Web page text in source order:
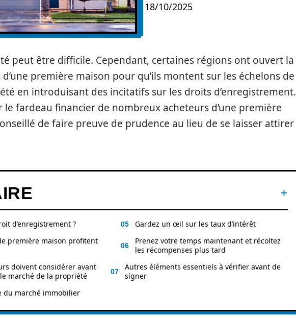
18/10/2025
peut être difficile. Cependant, certaines régions ont ouvert la
première maison pour qu’ils montent sur les échelons de
en introduisant des incitatifs sur les droits d’enregistrement.
fardeau financier de nombreux acheteurs d’une première
de faire preuve de prudence au lieu de se laisser attirer
d’enregistrement ?
première maison profitent
doivent considérer avant
marché de la propriété
du marché immobilier
Gardez un œil sur les taux d’intérêt
Prenez votre temps maintenant et récoltez
les récompenses plus tard
Autres éléments essentiels à vérifier avant de
signer